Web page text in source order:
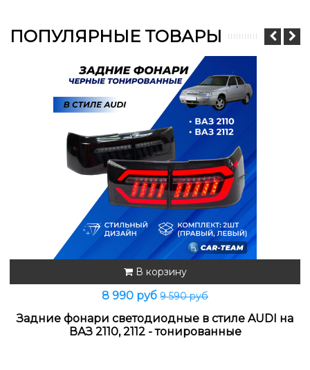
ПОПУЛЯРНЫЕ ТОВАРЫ
В корзину
8 990 руб 9 590 руб
Задние фонари светодиодные в стиле AUDI на
ВАЗ 2110, 2112 - тонированные